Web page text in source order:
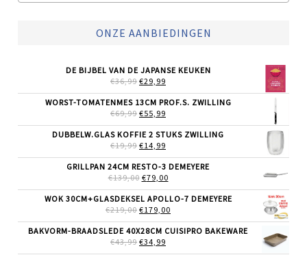
ONZE AANBIEDINGEN
DE BIJBEL VAN DE JAPANSE KEUKEN
€36,99 OORSPRONKELIJKE
WAS:
€36,99.
€29,99
IS:
WORST-TOMATENMES 13CM PROF.S. ZWILLING
€69,99 OORSPRONKELIJKE
WAS:
€69,99.
€55,99
IS:
DUBBELW.GLAS KOFFIE 2 STUKS ZWILLING
€19,99 OORSPRONKELIJKE
WAS:
€19,99.
€14,99
IS:
€14,99.
GRILLPAN 24CM RESTO-3 DEMEYERE
€139,00 OORSPRONKELIJKE
WAS:
€139,00.
€79,00HUIDIGE
IS:
€79,00.
WOK 30CM+GLASDEKSEL APOLLO-7 DEMEYERE
€219,00 OORSPRONKELIJKE
WAS:
€219,00.
€179,00
IS:
BAKVORM-BRAADSLEDE 40X28CM CUISIPRO BAKEWARE
€43,99 OORSPRONKELIJKE
€34,99